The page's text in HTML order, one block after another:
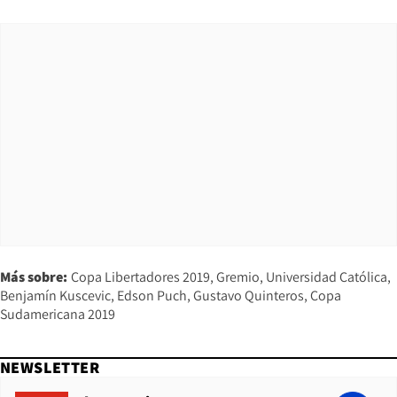
Más sobre: Copa Libertadores 2019 Gremio Universidad Católica
Benjamín Kuscevic Edson Puch Gustavo Quinteros Copa
Sudamericana 2019
NEWSLETTER